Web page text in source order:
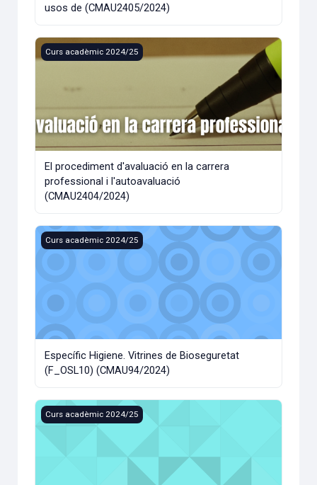
usos de (CMAU2405/2024)
El procediment d'avaluació en la carrera professional i
Curs acadèmic 2024/25
El procediment d'avaluació en la carrera
professional i l'autoavaluació
(CMAU2404/2024)
Específic Higiene. Vitrines de Bioseguretat (F_OSL10)
Curs acadèmic 2024/25
Específic Higiene. Vitrines de Bioseguretat
(F_OSL10) (CMAU94/2024)
Seminari HR 4: L'ètica en les institucions de recerca [En
Curs acadèmic 2024/25